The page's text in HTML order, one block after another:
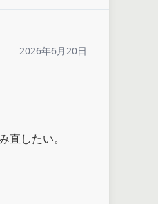
2026年6月20日
したい。